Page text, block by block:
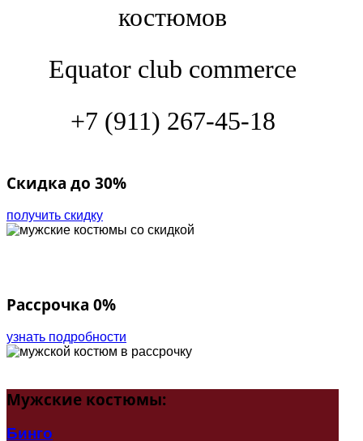
костюмов
Equator club commerce
+7 (911) 267-45-18
Скидка до 30%
получить скидку
Рассрочка 0%
узнать подробности
Мужские костюмы:
Бинго